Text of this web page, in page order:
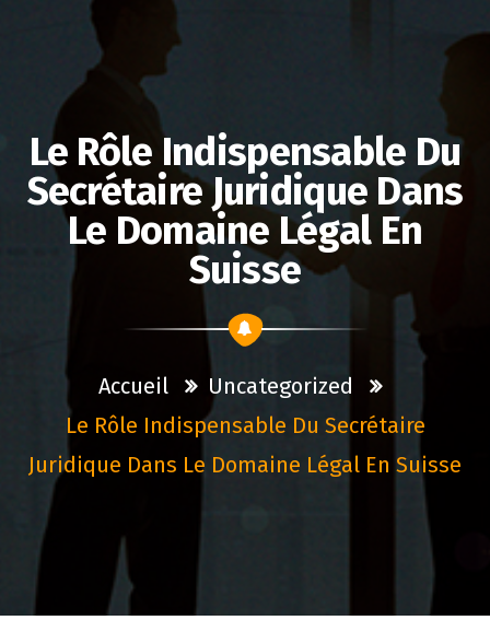
Le Rôle Indispensable Du
Secrétaire Juridique Dans
Le Domaine Légal En
Suisse
Accueil
Uncategorized
Le Rôle Indispensable Du Secrétaire
Juridique Dans Le Domaine Légal En Suisse